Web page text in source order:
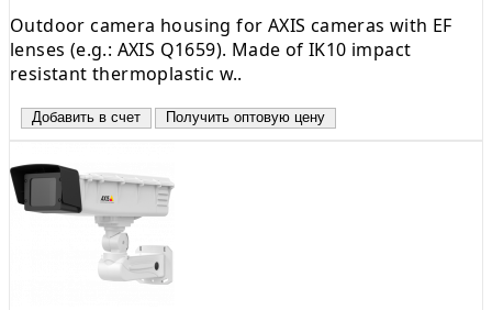
Outdoor camera housing for AXIS cameras with EF
lenses (e.g.: AXIS Q1659). Made of IK10 impact
resistant thermoplastic w..
Добавить в счет Получить оптовую цену